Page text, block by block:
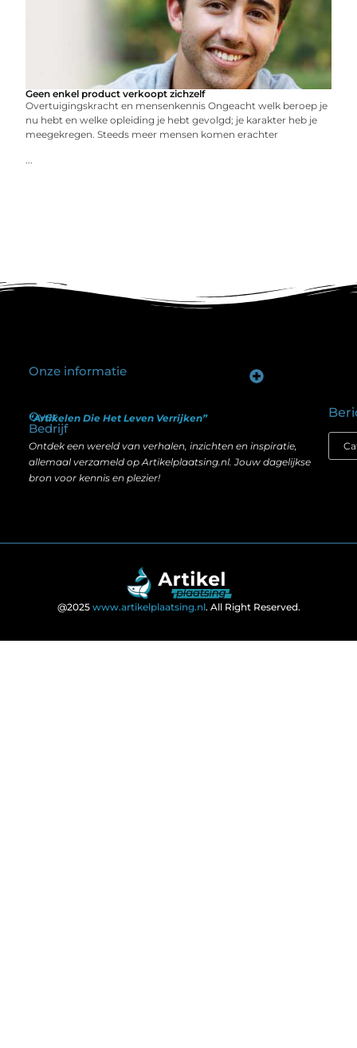
Geen enkel product verkoopt zichzelf
Overtuigingskracht en mensenkennis Ongeacht welk beroep je
nu hebt en welke opleiding je hebt gevolgd; je karakter heb je
meegekregen. Steeds meer mensen komen erachter
...
Over
Bedrijf
“Artikelen Die Het Leven Verrijken”
Ontdek een wereld van verhalen, inzichten en inspiratie,
allemaal verzameld op Artikelplaatsing.nl. Jouw dagelijkse
bron voor kennis en plezier!
Onze informatie
@2025 www.artikelplaatsing.nl. All Right Reserved.